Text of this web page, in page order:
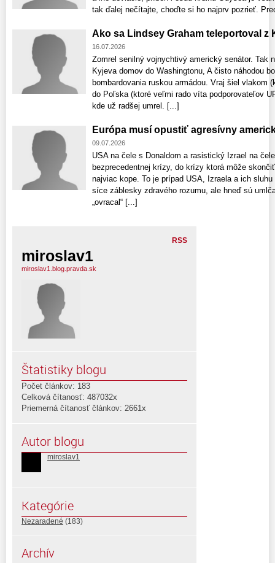
tak ďalej nečítajte, choďte si ho najprv pozrieť.
Ako sa Lindsey Graham teleportoval z
16.07.2026
Zomrel senilný vojnychtivý americký senátor. Tak
Kyjeva domov do Washingtonu, A čisto náhodou
bombardovania ruskou armádou. Vraj šiel vlakom
do Poľska (ktoré veľmi rado víta podporovateľov
kde už radšej umrel. [...]
Európa musí opustiť agresívny
09.07.2026
USA na čele s Donaldom a rasistický Izrael na
bezprecedentnej krízy, do krízy ktorá môže
najviac kope. To je prípad USA, Izraela a ich
síce záblesky zdravého rozumu, ale hneď sú
„ovracal“ [...]
RSS
miroslav1
miroslav1.blog.pravda.sk
Štatistiky blogu
Počet článkov: 183
Celková čítanosť: 487032x
Priemerná čítanosť článkov: 2661x
Autor blogu
miroslav1
Kategórie
Nezaradené (183)
Archív